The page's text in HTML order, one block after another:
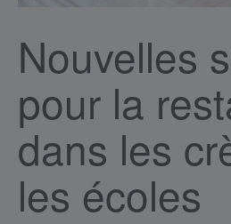
Nouvelles
pour la
dans les
les écoles